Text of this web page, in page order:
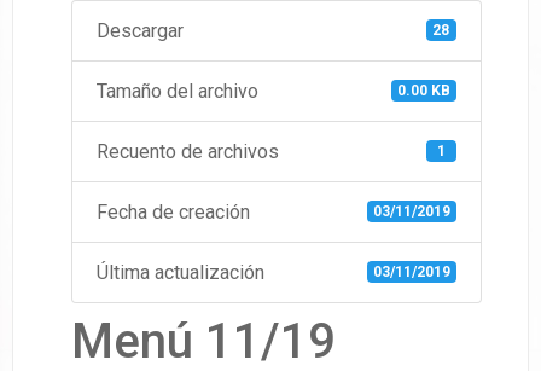
Descargar 28
Tamaño del archivo 0.00 KB
Recuento de archivos 1
Fecha de creación 03/11/2019
Última actualización 03/11/2019
Menú 11/19